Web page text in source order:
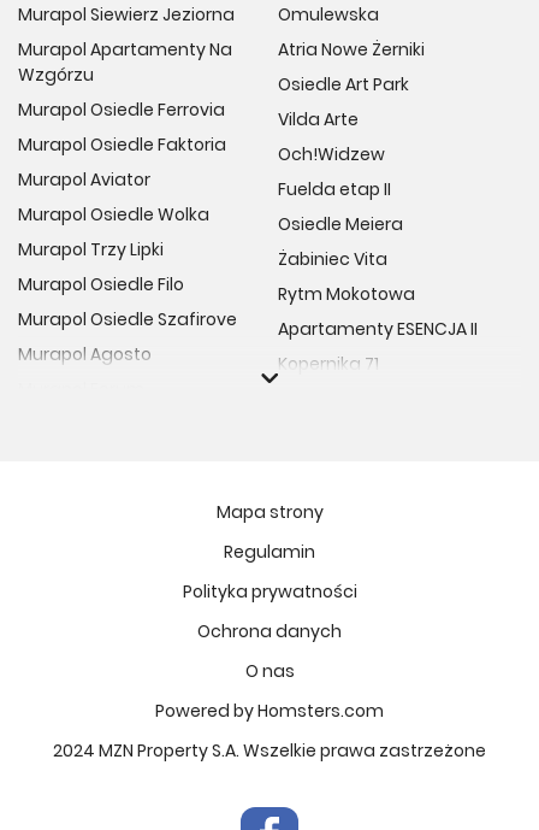
Murapol Siewierz Jeziorna
Murapol Apartamenty Na
Wzgórzu
Murapol Osiedle Ferrovia
Murapol Osiedle Faktoria
Murapol Aviator
Murapol Osiedle Wolka
Murapol Trzy Lipki
Murapol Osiedle Filo
Murapol Osiedle Szafirove
Murapol Agosto
Omulewska
Atria Nowe Żerniki
Osiedle Art Park
Vilda Arte
Och!Widzew
Fuelda etap II
Osiedle Meiera
Żabiniec Vita
Rytm Mokotowa
Apartamenty ESENCJA II
Kopernika 71
Niedziałkowskiego Park
Atrium - Nowy Szczepin
Osiedle Kolektyw
VIVA GARDEN 14
Osiedle Hierowskiego
Harmony Antoninek
Mapa strony
Regulamin
Polityka prywatności
Ochrona danych
O nas
Powered by Homsters.com
2024 MZN Property S.A. Wszelkie prawa zastrzeżone